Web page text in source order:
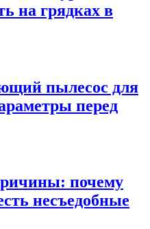
на грядках в
пылесос для
перед
почему
несъедобные